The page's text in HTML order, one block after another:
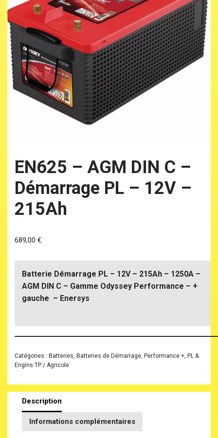
EN625 – AGM DIN C –
Démarrage PL – 12V –
215Ah
689,00 €
Batterie Démarrage PL – 12V – 215Ah – 1250A –
AGM DIN C – Gamme Odyssey Performance – +
gauche – Enersys
Catégories : Batteries Batteries de Démarrage Performance + PL &
Engins TP / Agricole
Description
Informations complémentaires